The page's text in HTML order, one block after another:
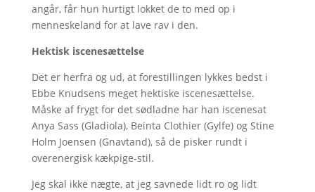
angår, får hun hurtigt lokket de to med op i
menneskeland for at lave rav i den.
Hektisk iscenesættelse
Det er herfra og ud, at forestillingen lykkes bedst i
Ebbe Knudsens meget hektiske iscenesættelse.
Måske af frygt for det sødladne har han iscenesat
Anya Sass (Gladiola), Beinta Clothier (Gylfe) og Stine
Holm Joensen (Gnavtand), så de pisker rundt i
overenergisk kækpige-stil.
Jeg skal ikke nægte, at jeg savnede lidt ro og lidt